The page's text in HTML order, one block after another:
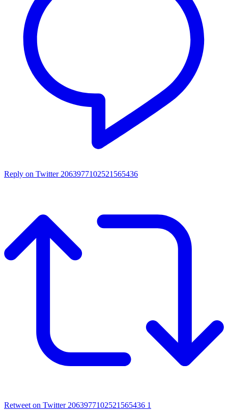
Reply on Twitter 2063977102521565436
Retweet on Twitter 2063977102521565436 1